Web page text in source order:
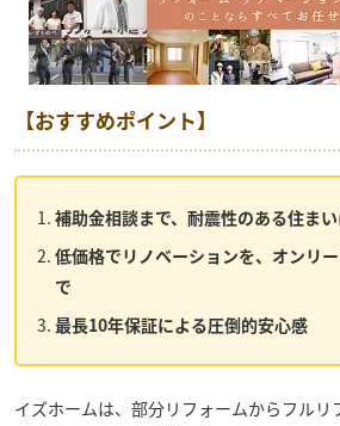
【おすすめポイント】
補助金相談まで、耐震性のある住ま
低価格でリノベーションを、オンリ
で
最長10年保証による圧倒的安心感
イズホームは、部分リフォームからフルリ